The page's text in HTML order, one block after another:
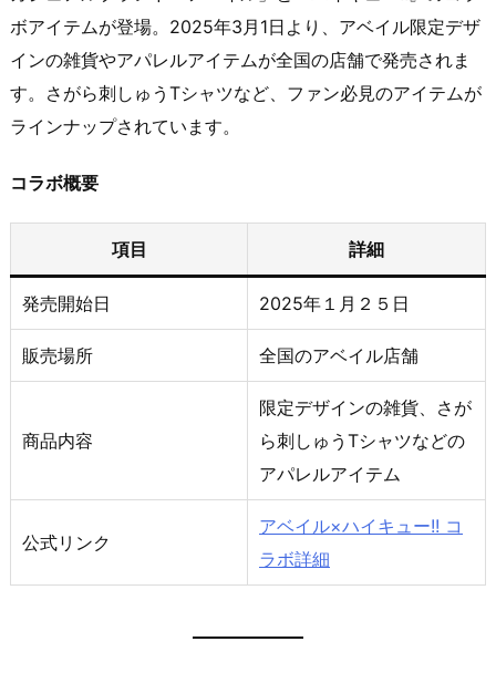
ボアイテムが登場。​2025年3月1日より、アベイル限定デザ
インの雑貨やアパレルアイテムが全国の店舗で発売されま
す。​さがら刺しゅうTシャツなど、ファン必見のアイテムが
ラインナップされています。​
コラボ概要
項目 詳細
発売開始日 2025年１月２５日
販売場所 全国のアベイル店舗
商品内容
限定デザインの雑貨、さが
ら刺しゅうTシャツなどの
アパレルアイテム
公式リンク
アベイル×ハイキュー!! コ
ラボ詳細